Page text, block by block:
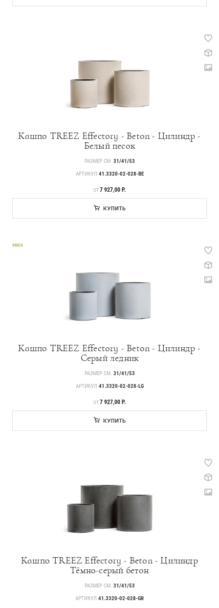
Кашпо TREEZ Effectory - Beton - Цилиндр -
Белый песок
РАЗМЕР СМ. 31/41/53
АРТИКУЛ 41.3320-02-028-BE
ЦЕНА
ОТ7 927,00 Р.
КУПИТЬ
VIDEO
Кашпо TREEZ Effectory - Beton - Цилиндр -
Серый ледник
РАЗМЕР СМ. 31/41/53
АРТИКУЛ 41.3320-02-028-LG
ЦЕНА
ОТ7 927,00 Р.
КУПИТЬ
Кашпо TREEZ Effectory - Beton - Цилиндр
Тёмно-серый бетон
РАЗМЕР СМ. 31/41/53
АРТИКУЛ 41.3320-02-028-GR